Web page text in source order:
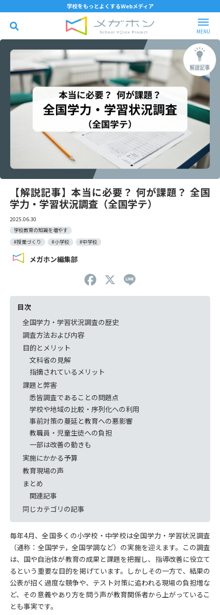
学校をもっとよくするWebメディア
【解説記事】本当に必要？ 何が課題？ 全国
学力・学習状況調査（全国学テ）
2025.06.30
学校教育の知識を増やす
#授業づくり
#小学校 #中学校
メガホン編集部
F
a
e
o
k
X
n
目次
全国学力・学習状況調査の歴史
調査方法および内容
目的とメリット
文科省の見解
指摘されているメリット
課題と弊害
悉皆調査であることの問題点
学校や地域の比較・序列化への利用
事前対策の蔓延と教育への悪影響
教職員・児童生徒への負担
一部は改善の動きも
実施にかかる予算
教育現場の声
まとめ
関連記事
同じカテゴリの記事
毎年4月、全国多くの小学校・中学校は全国学力・学習状況調査
（通称：全国学テ，全国学調など）の実施を迎えます。この調査
は、国や自治体が教育の成果と課題を把握し、指導改善に役立て
るという重要な目的を掲げています。しかしその一方で、結果の
公表が招く過度な競争や、テスト対策に追われる現場の負担増な
ど、その意義やあり方を問う声が教育関係者から上がっているこ
とも事実です。